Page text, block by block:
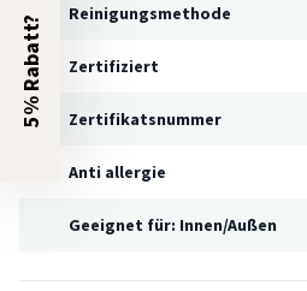
Reinigungsmethode
Zertifiziert
Zertifikatsnummer
Anti allergie
Geeignet für: Innen/Außen
5% Rabatt?